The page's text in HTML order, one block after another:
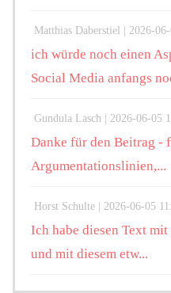
Matthias Daberstiel | 2026-
ich würde noch einen
Social Media anfangs
Gundula Lasch | 2026-06-05
Danke für den Beitrag -
Argumentationslinien,...
Horst Schulte | 2026-06-05
Ich habe diesen Text
und mit diesem etw...